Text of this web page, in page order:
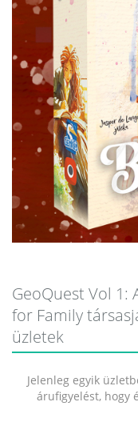
GeoQuest Vol 1:
for Family
üzletek
Jelenleg egyik
árufigyelést, hogy